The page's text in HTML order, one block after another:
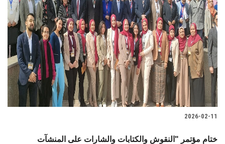
2026-02-11
ختام مؤتمر "النقوش والكتابات والشارات على المنشآت